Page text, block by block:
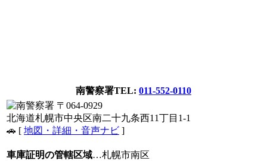
南警察署TEL: 011-552-0110
〒064-0929
北海道札幌市中央区南二十九条西11丁目1-1
🚗 [ 地図・詳細・音声ナビ ]
車庫証明の管轄区域…札幌市南区